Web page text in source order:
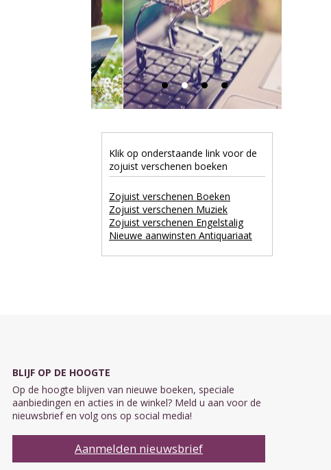
Klik op onderstaande link voor de
zojuist verschenen boeken
Zojuist verschenen Boeken
Zojuist verschenen Muziek
Zojuist verschenen Engelstalig
Nieuwe aanwinsten Antiquariaat
BLIJF OP DE HOOGTE
Op de hoogte blijven van nieuwe boeken, speciale
aanbiedingen en acties in de winkel? Meld u aan voor de
nieuwsbrief en volg ons op social media!
Aanmelden nieuwsbrief